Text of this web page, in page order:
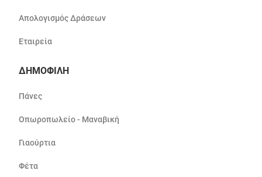
Απολογισμός Δράσεων
Εταιρεία
ΔΗΜΟΦΙΛΗ
Πάνες
Οπωροπωλείο - Μαναβική
Γιαούρτια
Φέτα